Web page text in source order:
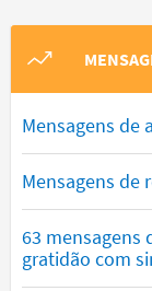
Mensagens de
Mensagens de
63 mensagens
gratidão com